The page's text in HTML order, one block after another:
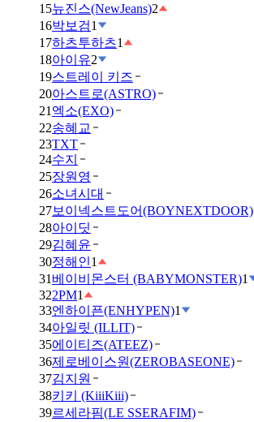
15뉴진스(NewJeans)2
16박보검1
17하츠투하츠1
18아이유2
19스트레이 키즈
20아스트로(ASTRO)
21 엑소(EXO)
22송혜교
23TXT
24수지
25장원영
26소녀시대
27보이넥스트도어(BOYNEXTDOOR)
28아이딧
29김혜윤
30정해인1
31 베이비몬스터 (BABYMONSTER)1
322PM1
33엔하이픈(ENHYPEN)1
34아일릿 (ILLIT)
35에이티즈(ATEEZ)
36제로베이스원(ZEROBASEONE)
37김지원
38키키 (KiiiKiii)
39르세라핌(LE SSERAFIM)